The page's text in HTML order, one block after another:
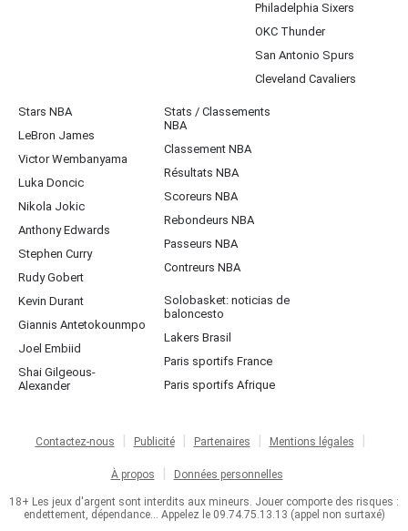
Philadelphia Sixers
OKC Thunder
San Antonio Spurs
Cleveland Cavaliers
Stars NBA
LeBron James
Victor Wembanyama
Luka Doncic
Nikola Jokic
Anthony Edwards
Stephen Curry
Rudy Gobert
Kevin Durant
Giannis Antetokounmpo
Joel Embiid
Shai Gilgeous-
Alexander
Stats / Classements
NBA
Classement NBA
Résultats NBA
Scoreurs NBA
Rebondeurs NBA
Passeurs NBA
Contreurs NBA
Solobasket: noticias de
baloncesto
Lakers Brasil
Paris sportifs France
Paris sportifs Afrique
Contactez-nous Publicité Partenaires Mentions légales
À propos Données personnelles
18+ Les jeux d'argent sont interdits aux mineurs. Jouer comporte des risques :
endettement, dépendance... Appelez le 09.74.75.13.13 (appel non surtaxé)